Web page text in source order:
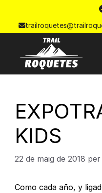
KIDS
22 de maig de 2018 per
Como cada año, y